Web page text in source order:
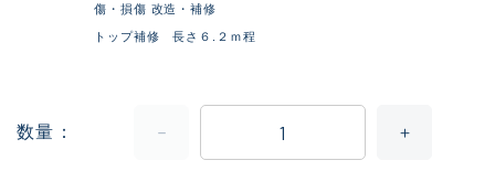
傷・損傷 改造・補修
トップ補修 長さ６.２ｍ程
数量